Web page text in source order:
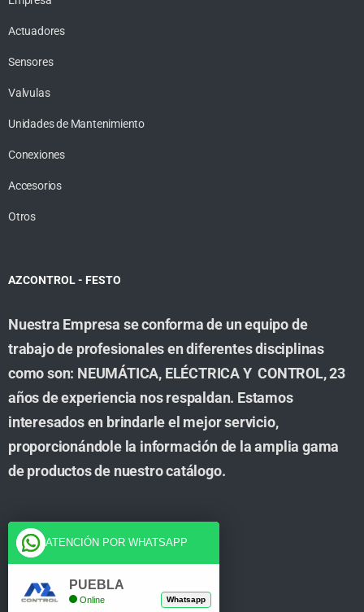
Actuadores
Sensores
Valvulas
Unidades de Mantenimiento
Conexiones
Accesorios
Otros
AZCONTROL - FESTO
Nuestra Empresa se conforma de un equipo de
trabajo de profesionales en diferentes disciplinas
como son: NEUMÁTICA, ELÉCTRICA Y CONTROL, 23
años de experiencia nos respaldan. Estamos
interesados en brindarle el mejor servicio,
proporcionándole la información de la amplia gama
de productos de nuestro catálogo.
Cuenta
Tienda
ATENCIÓN POR WHATSAPP
PUEBLA
Online Whatsapp